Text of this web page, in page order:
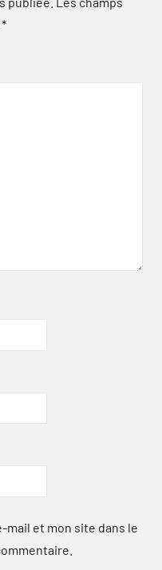
*
mail et mon site dans le